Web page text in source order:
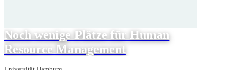
Noch wenige Plätze für Human
Resource Management